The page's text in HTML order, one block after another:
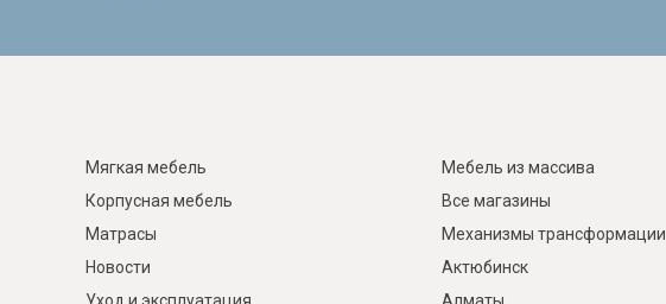
Мягкая мебель
Корпусная мебель
Матрасы
Новости
Мебель из массива
Все магазины
Механизмы трансформации
Актюбинск